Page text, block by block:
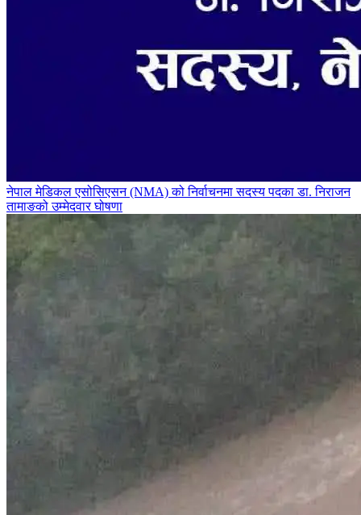
नेपाल मेडिकल एसोसिएसन (NMA) को निर्वाचनमा सदस्य पदका डा. निराजन
तामाङको उम्मेदवार घोषणा